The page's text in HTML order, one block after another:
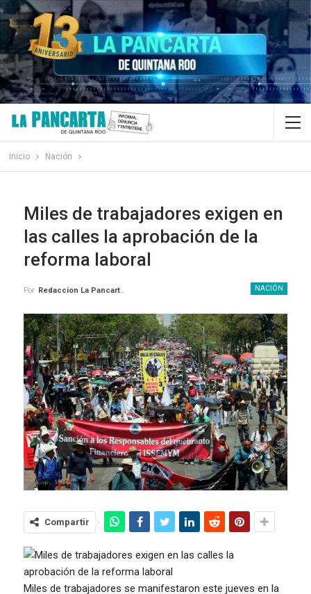
Inicio Nación
Miles de trabajadores exigen en
las calles la aprobación de la
reforma laboral
NACIÓN
Por Redaccion La Pancarta De Quintana Roo
Compartir
Miles de trabajadores se manifestaron este jueves en la